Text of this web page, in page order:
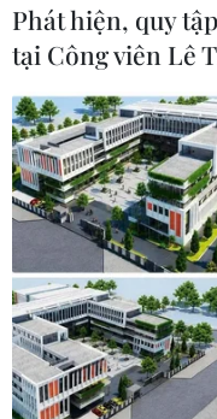
Phát hiện, quy
tại Công viên Lê